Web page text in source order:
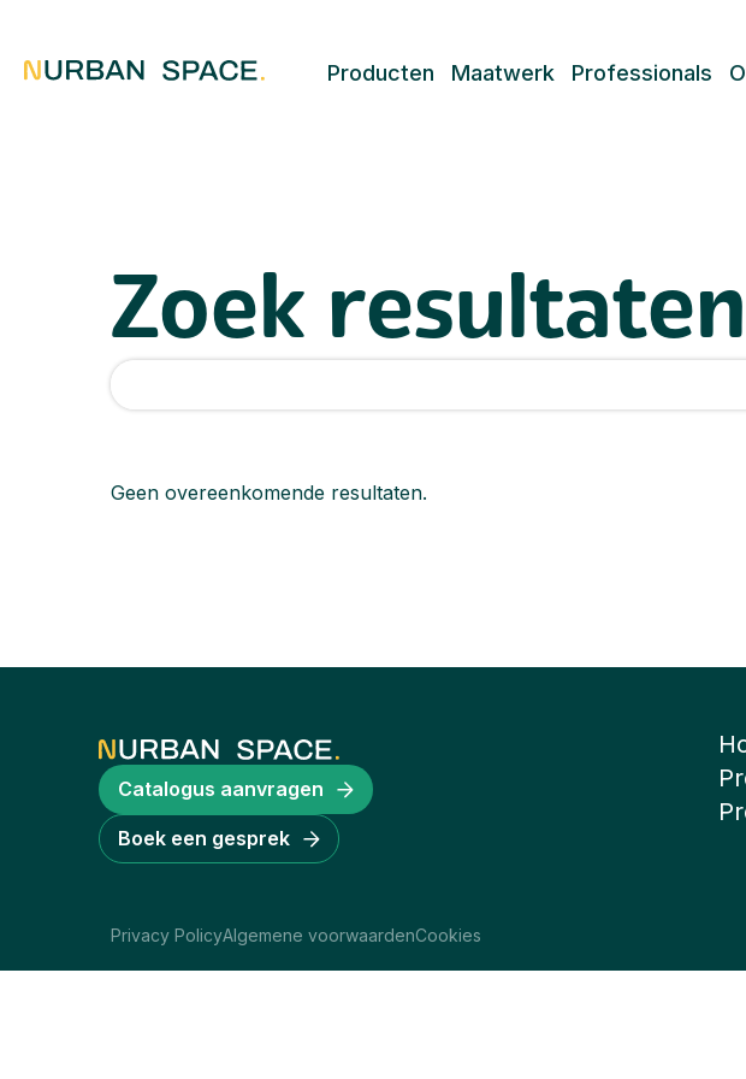
Producten Maatwerk Professionals
Zoek resultaten
Geen overeenkomende resultaten.
Catalogus aanvragen
Boek een gesprek
Privacy PolicyAlgemene voorwaardenCookies